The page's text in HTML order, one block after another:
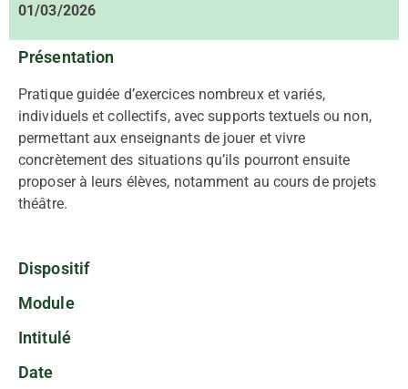
01/03/2026
Présentation
Pratique guidée d’exercices nombreux et variés,
individuels et collectifs, avec supports textuels ou non,
permettant aux enseignants de jouer et vivre
concrètement des situations qu’ils pourront ensuite
proposer à leurs élèves, notamment au cours de projets
théâtre.
Dispositif
Module
Intitulé
Date